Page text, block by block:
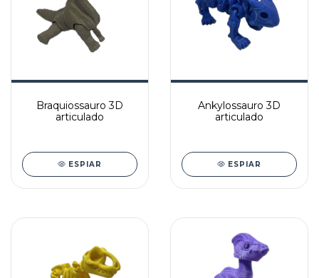
Braquiossauro 3D
articulado
ESPIAR
Ankylossauro 3D
articulado
ESPIAR